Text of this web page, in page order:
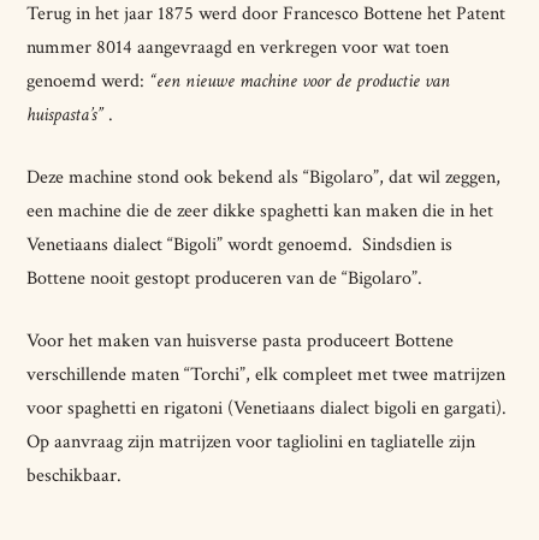
Terug in het jaar 1875 werd door Francesco Bottene het Patent
nummer 8014 aangevraagd en verkregen voor wat toen
genoemd werd: “een nieuwe machine voor de productie van
huispasta’s”.
Deze machine stond ook bekend als “Bigolaro”, dat wil zeggen,
een machine die de zeer dikke spaghetti kan maken die in het
Venetiaans dialect “Bigoli” wordt genoemd. Sindsdien is
Bottene nooit gestopt produceren van de “Bigolaro”.
Voor het maken van huisverse pasta produceert Bottene
verschillende maten “Torchi”, elk compleet met twee matrijzen
voor spaghetti en rigatoni (Venetiaans dialect bigoli en gargati).
Op aanvraag zijn matrijzen voor tagliolini en tagliatelle zijn
beschikbaar.